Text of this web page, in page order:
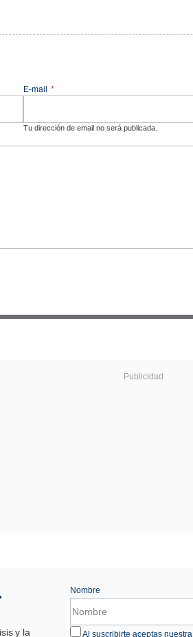
E-mail *
Tu dirección de email no será publicada.
y la
Nombre
Al suscribirte aceptas nuestra